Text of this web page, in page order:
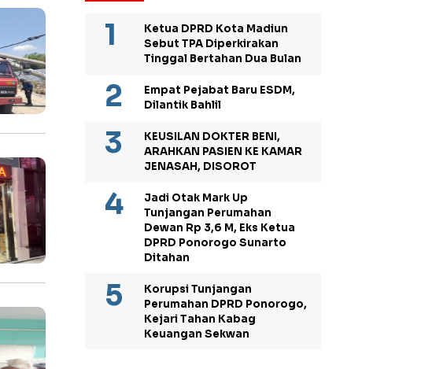
Ketua DPRD Kota Madiun
Sebut TPA Diperkirakan
Tinggal Bertahan Dua Bulan
Empat Pejabat Baru ESDM,
Dilantik Bahlil
KEUSILAN DOKTER BENI,
ARAHKAN PASIEN KE KAMAR
JENASAH, DISOROT
Jadi Otak Mark Up
Tunjangan Perumahan
Dewan Rp 3,6 M, Eks Ketua
DPRD Ponorogo Sunarto
Ditahan
Korupsi Tunjangan
Perumahan DPRD Ponorogo,
Kejari Tahan Kabag
Keuangan Sekwan